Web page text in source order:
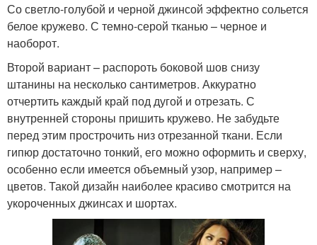
Со светло-голубой и черной джинсой эффектно сольется
белое кружево. С темно-серой тканью – черное и
наоборот.
Второй вариант – распороть боковой шов снизу
штанины на несколько сантиметров. Аккуратно
отчертить каждый край под дугой и отрезать. С
внутренней стороны пришить кружево. Не забудьте
перед этим прострочить низ отрезанной ткани. Если
гипюр достаточно тонкий, его можно оформить и сверху,
особенно если имеется объемный узор, например –
цветов. Такой дизайн наиболее красиво смотрится на
укороченных джинсах и шортах.